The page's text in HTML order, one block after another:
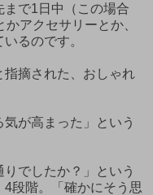
で1日中（この場合
アクセサリーとか、
るのです。
指摘された、おしゃれ
気が高まった」という
でしたか？」という
段階。「確かにそう思